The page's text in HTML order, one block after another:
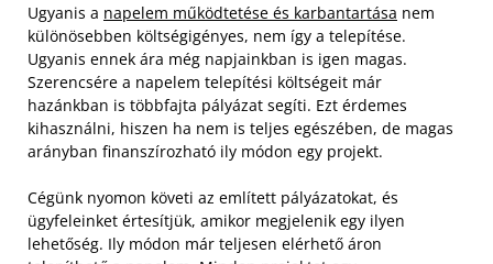
Ugyanis a napelem működtetése és karbantartása nem
különösebben költségigényes, nem így a telepítése.
Ugyanis ennek ára még napjainkban is igen magas.
Szerencsére a napelem telepítési költségeit már
hazánkban is többfajta pályázat segíti. Ezt érdemes
kihasználni, hiszen ha nem is teljes egészében, de magas
arányban finanszírozható ily módon egy projekt.
Cégünk nyomon követi az említett pályázatokat, és
ügyfeleinket értesítjük, amikor megjelenik egy ilyen
lehetőség. Ily módon már teljesen elérhető áron